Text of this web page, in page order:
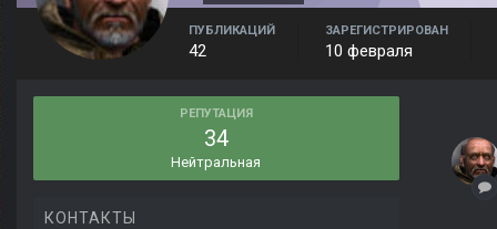
ПУБЛИКАЦИЙ
42
ЗАРЕГИСТРИРОВАН
10 февраля
РЕПУТАЦИЯ
34
Нейтральная
КОНТАКТЫ